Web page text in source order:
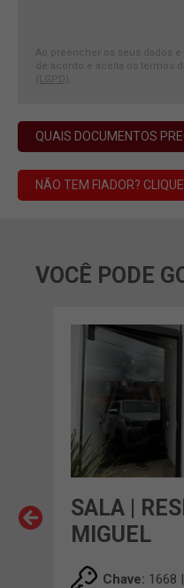
Ao preencher os seus dados
de acordo e aceita os termos
(LGPD)
QUAIS DOCUMENTOS
NÃO TEM FIADOR?
VOCÊ PODE
SALA |
MIGUEL
Chave: 1668 |